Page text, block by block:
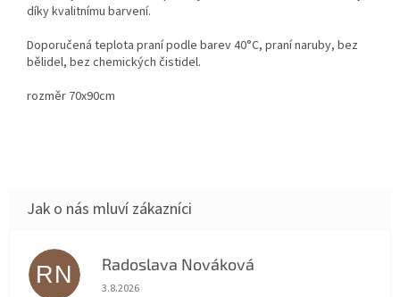
díky kvalitnímu barvení.
Doporučená teplota praní podle barev 40°C, praní naruby, bez
bělidel, bez chemických čistidel.
rozměr 70x90cm
RN Radoslava Nováková
Hodnocení obchodu je 5 z 5 hvězdiček.
3.8.2026